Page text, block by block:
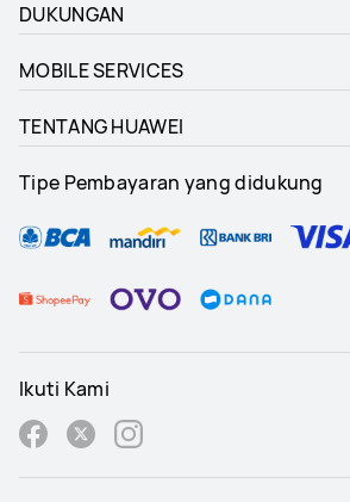
DUKUNGAN
MOBILE SERVICES
TENTANG HUAWEI
Tipe Pembayaran yang didukung
Ikuti Kami